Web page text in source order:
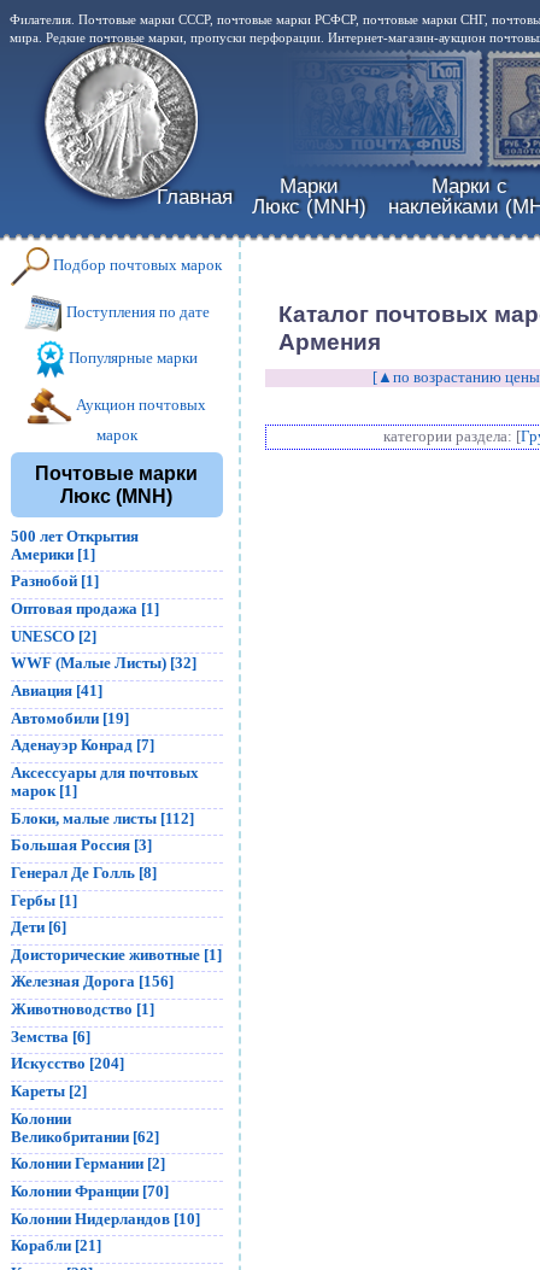
Филателия. Почтовые марки СССР, почтовые марки РСФСР, почтовые марки СНГ,
мира. Редкие почтовые марки, пропуски перфорации. Интернет-магазин-аукцион
Главная
Марки
Люкс (MNH)
Марки с
наклейками
Подбор почтовых марок
Поступления по дате
Популярные марки
Аукцион почтовых
марок
Почтовые марки
Люкс (MNH)
500 лет Открытия
Америки [1]
Разнобой [1]
Оптовая продажа [1]
UNESCO [2]
WWF (Малые Листы) [32]
Авиация [41]
Автомобили [19]
Аденауэр Конрад [7]
Аксессуары для почтовых
марок [1]
Блоки, малые листы [112]
Большая Россия [3]
Генерал Де Голль [8]
Гербы [1]
Дети [6]
Доисторические животные [1]
Железная Дорога [156]
Животноводство [1]
Земства [6]
Искусство [204]
Кареты [2]
Колонии
Великобритании [62]
Колонии Германии [2]
Колонии Франции [70]
Колонии Нидерландов [10]
Корабли [21]
Каталог почтовых
Армения
[▲по возрастанию
категории раздела: [